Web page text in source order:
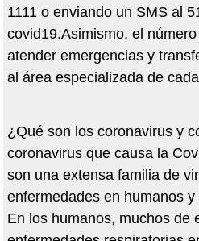
1111 o enviando un SMS al
covid19.Asimismo, el
atender emergencias y
al área especializada de
¿Qué son los coronavirus y
coronavirus que causa la
son una extensa familia de
enfermedades en humanos y
En los humanos, muchos de